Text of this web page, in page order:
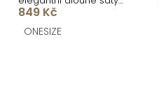
FLORENTE
849 Kč
ONESIZE